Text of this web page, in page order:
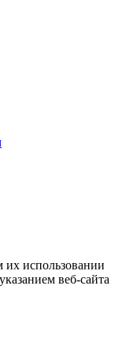
их использовании
веб-сайта